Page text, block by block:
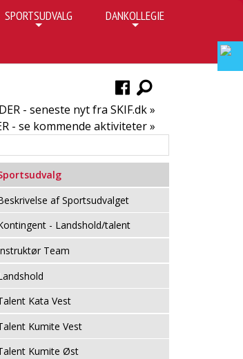
SPORTSUDVALG DANKOLLEGIE
- seneste nyt fra SKIF.dk »
- se kommende aktiviteter »
af Sportsudvalget
- Landshold/talent
Team
Kata Vest
Kumite Vest
Kumite Øst